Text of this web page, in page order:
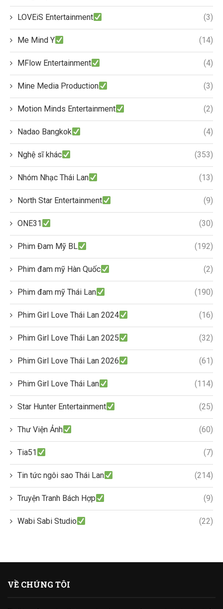
LOVEiS Entertainment (3)
Me Mind Y (14)
MFlow Entertainment (4)
Mine Media Production (3)
Motion Minds Entertainment (2)
Nadao Bangkok (4)
Nghệ sĩ khác (353)
Nhóm Nhạc Thái Lan (13)
North Star Entertainment (9)
ONE31 (30)
Phim Đam Mỹ BL (192)
Phim đam mỹ Hàn Quốc (2)
Phim đam mỹ Thái Lan (190)
Phim Girl Love Thái Lan 2024 (16)
Phim Girl Love Thái Lan 2025 (32)
Phim Girl Love Thái Lan 2026 (61)
Phim Girl Love Thái Lan (114)
Star Hunter Entertainment (25)
Thư Viện Ảnh (60)
Tia51 (7)
Tin tức ngôi sao Thái Lan (214)
Truyện Tranh Bách Hợp (9)
Wabi Sabi Studio (22)
VỀ CHÚNG TÔI